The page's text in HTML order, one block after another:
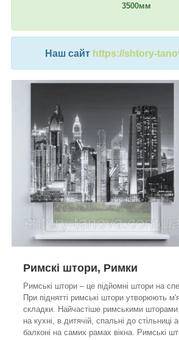
3500мм
Наш сайт https://shtory-
Римскі штори, Римки
Римські штори – це підйомні штори на
При піднятті римські штори утворюють
складки. Найчастіше римськими
на кухні, в дитячій, спальні до стільниці
балконі на самих рамах вікна. Римські